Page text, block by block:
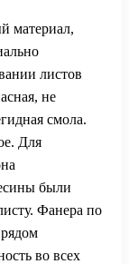
материал,
листов
не
смола.
Для
были
Фанера по
во всех